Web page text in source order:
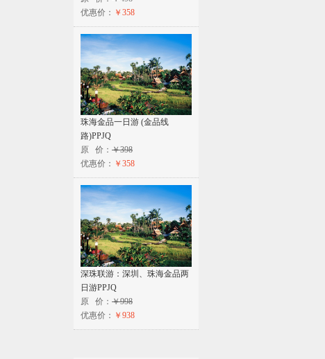
优惠价： ￥358
珠海金品一日游 (金品线
路)PPJQ
原 价： ￥398
优惠价： ￥358
深珠联游：深圳、珠海金品两
日游PPJQ
原 价： ￥998
优惠价： ￥938